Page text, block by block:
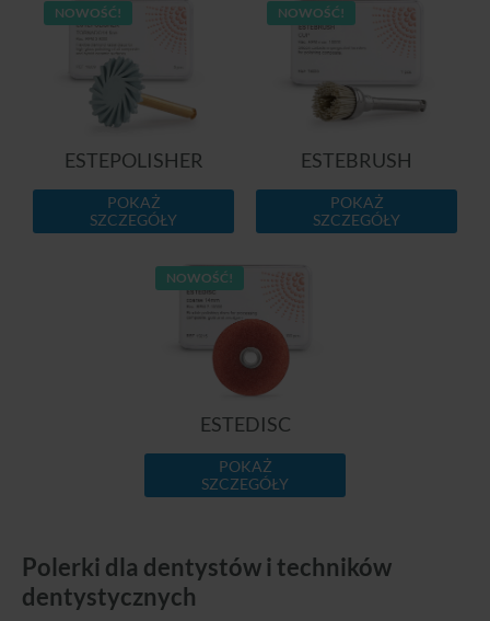
NOWOŚĆ!
ESTEPOLISHER
POKAŻ
SZCZEGÓŁY
NOWOŚĆ!
ESTEBRUSH
POKAŻ
SZCZEGÓŁY
NOWOŚĆ!
ESTEDISC
POKAŻ
SZCZEGÓŁY
Polerki dla dentystów i techników
dentystycznych